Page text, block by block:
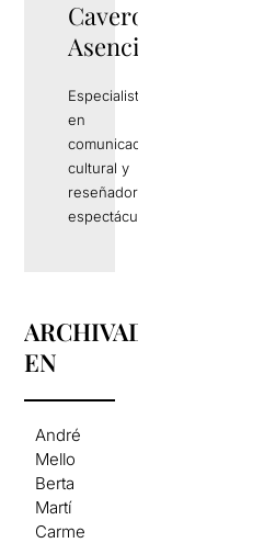
Cavero
Asencio
Especialista
en
comunicación
cultural y
reseñador de
espectáculos
ARCHIVADO
EN
André
Mello
Berta
Martí
Carme